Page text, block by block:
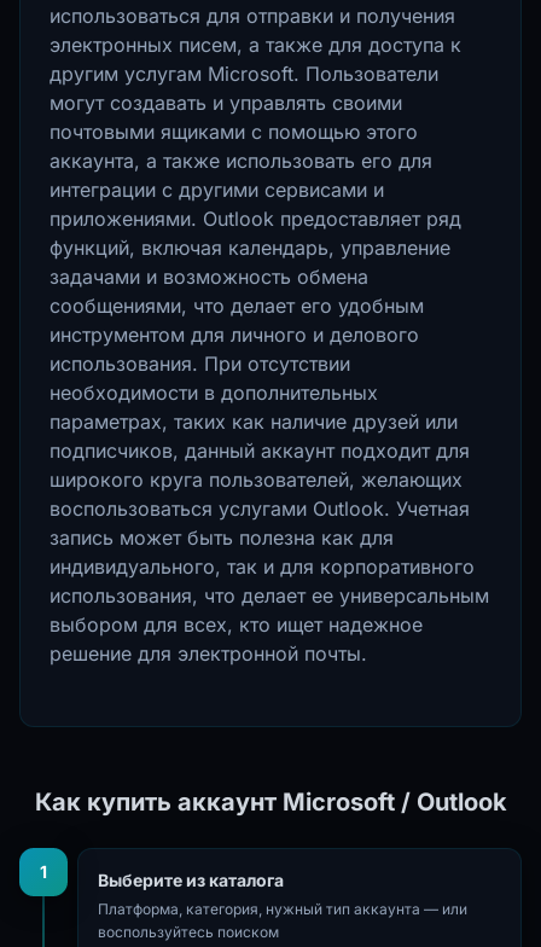
использоваться для отправки и получения
электронных писем, а также для доступа к
другим услугам Microsoft. Пользователи
могут создавать и управлять своими
почтовыми ящиками с помощью этого
аккаунта, а также использовать его для
интеграции с другими сервисами и
приложениями. Outlook предоставляет ряд
функций, включая календарь, управление
задачами и возможность обмена
сообщениями, что делает его удобным
инструментом для личного и делового
использования. При отсутствии
необходимости в дополнительных
параметрах, таких как наличие друзей или
подписчиков, данный аккаунт подходит для
широкого круга пользователей, желающих
воспользоваться услугами Outlook. Учетная
запись может быть полезна как для
индивидуального, так и для корпоративного
использования, что делает ее универсальным
выбором для всех, кто ищет надежное
решение для электронной почты.
Как купить аккаунт Microsoft / Outlook
1 Выберите из каталога
Платформа, категория, нужный тип аккаунта — или
воспользуйтесь поиском